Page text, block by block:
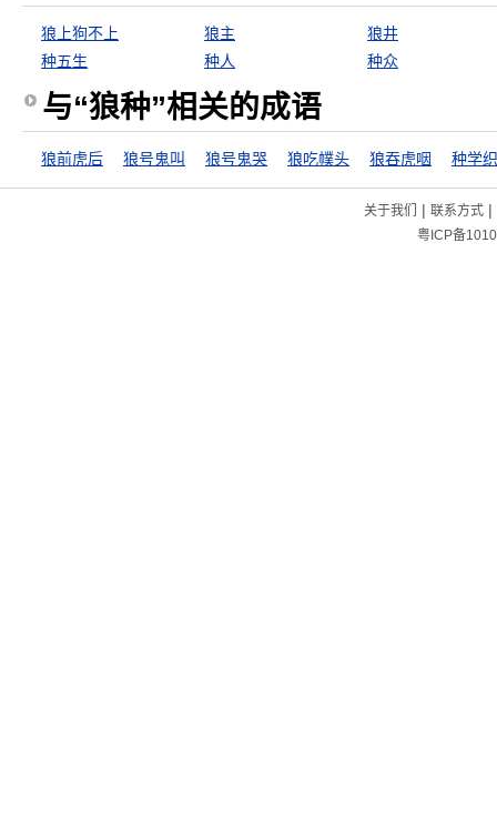
狼上狗不上 狼主
狼井
种五生
种人 种众
与“狼种”相关的成语
狼前虎后 狼号鬼叫 狼号鬼哭 狼吃幞头 狼吞虎咽 种学
关于我们 | 联系方式|
粤ICP备